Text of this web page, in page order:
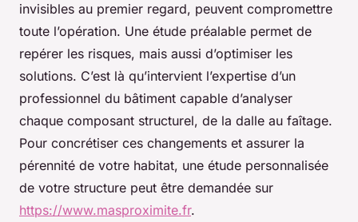
invisibles au premier regard, peuvent compromettre
toute l’opération. Une étude préalable permet de
repérer les risques, mais aussi d’optimiser les
solutions. C’est là qu’intervient l’expertise d’un
professionnel du bâtiment capable d’analyser
chaque composant structurel, de la dalle au faîtage.
Pour concrétiser ces changements et assurer la
pérennité de votre habitat, une étude personnalisée
de votre structure peut être demandée sur
https://www.masproximite.fr.